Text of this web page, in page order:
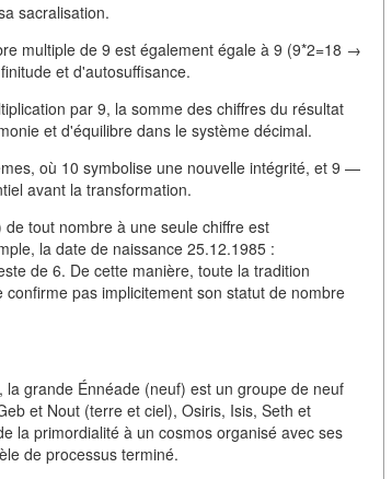
sacralisation.
multiple de 9 est également égale à 9 (9*2=18 →
et d'autosuffisance.
par 9, la somme des chiffres du résultat
et d'équilibre dans le système décimal.
où 10 symbolise une nouvelle intégrité, et 9 —
avant la transformation.
tout nombre à une seule chiffre est
la date de naissance 25.12.1985 :
de 6. De cette manière, toute la tradition
pas implicitement son statut de nombre
grande Énnéade (neuf) est un groupe de neuf
et Nout (terre et ciel), Osiris, Isis, Seth et
la primordialité à un cosmos organisé avec ses
de processus terminé.